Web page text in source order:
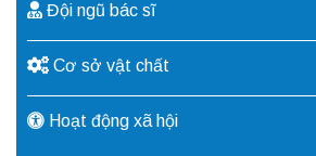
Đội ngũ bác sĩ
Cơ sở vật chất
Hoạt động xã hội